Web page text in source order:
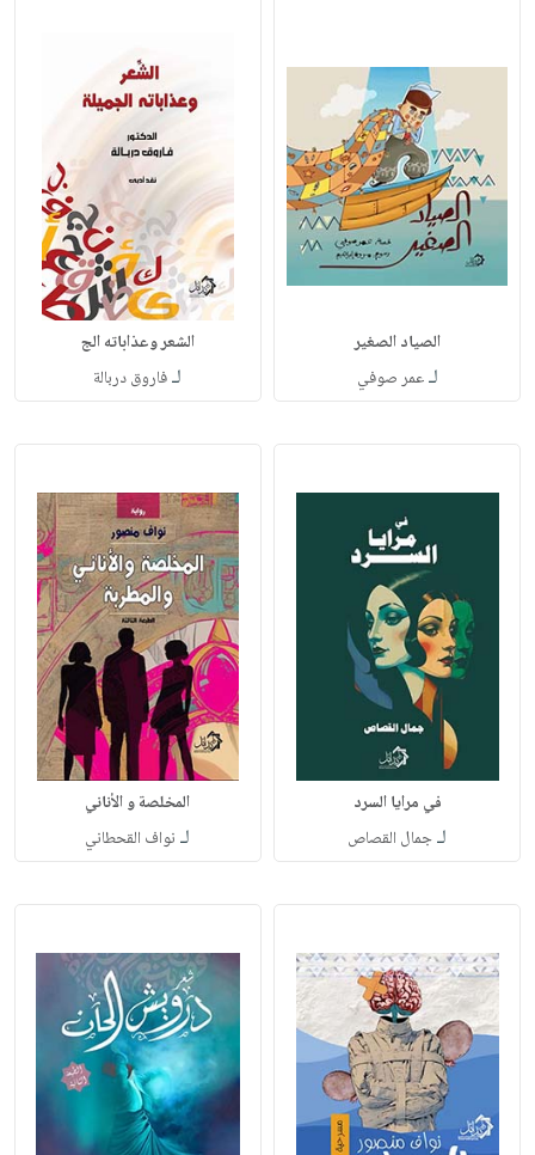
الصياد الصغير
لـعمر صوفي
الشعر وعذاباته الج
لـفاروق دربالة
في مرايا السرد
لـجمال القصاص
المخلصة و الأناني
لـ نواف القحطاني